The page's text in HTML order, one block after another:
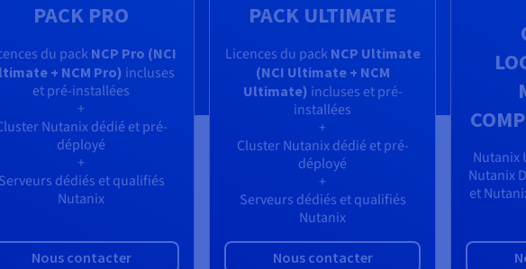
PACK PRO
du packNCP Pro (NCI
+ NCM Pro) incluses
et pré-installées
+
Nutanix dédié et pré-
déployé
+
Serveurs dédiés et qualifiés
Nutanix
Nous contacter
PACK ULTIMATE
Licences du pack NCP Ultimate
(NCI Ultimate + NCM
Ultimate) incluses et pré-
installées
+
Cluster Nutanix dédié et pré-
déployé
+
Serveurs dédiés et qualifiés
Nutanix
Nous contacter
Nutanix
Nutanix
et